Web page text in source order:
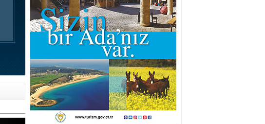
Fatma Baysal
SURLAR İÇİ’NDE KOLAYDIR ÖLMEK
Ediz TUNCEL
Göz göre göre…
Taner ULUTAŞ
İnşallah St. Lois ile Hakkaido
Adası gibi olmayız !...
Ali KİŞMİR
FIRSAT VE KORKU